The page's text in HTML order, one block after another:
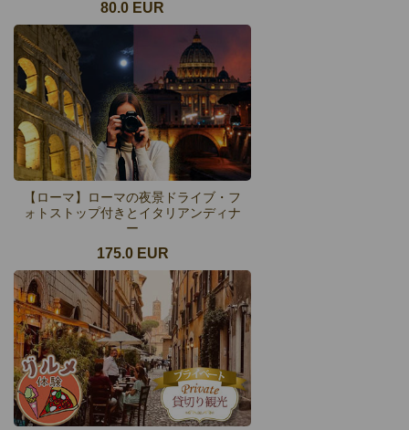
80.0 EUR
【ローマ】ローマの夜景ドライブ・フ
ォトストップ付きとイタリアンディナ
ー
175.0 EUR